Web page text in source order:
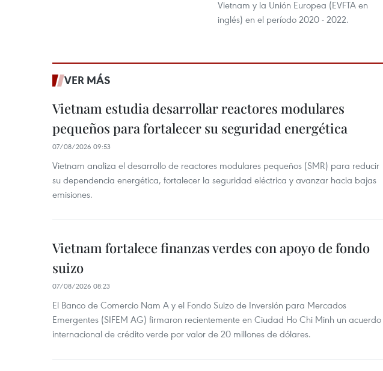
Vietnam y la Unión Europea (EVFTA en
inglés) en el período 2020 - 2022.
VER MÁS
Vietnam estudia desarrollar reactores modulares
pequeños para fortalecer su seguridad energética
07/08/2026 09:53
Vietnam analiza el desarrollo de reactores modulares pequeños (SMR) para reducir
su dependencia energética, fortalecer la seguridad eléctrica y avanzar hacia bajas
emisiones.
Vietnam fortalece finanzas verdes con apoyo de fondo
suizo
07/08/2026 08:23
El Banco de Comercio Nam A y el Fondo Suizo de Inversión para Mercados
Emergentes (SIFEM AG) firmaron recientemente en Ciudad Ho Chi Minh un acuerdo
internacional de crédito verde por valor de 20 millones de dólares.